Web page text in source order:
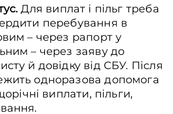
Для виплат і пільг треба
перебування в
– через рапорт у
– через заяву до
й довідку від СБУ. Після
одноразова допомога
виплати, пільги,